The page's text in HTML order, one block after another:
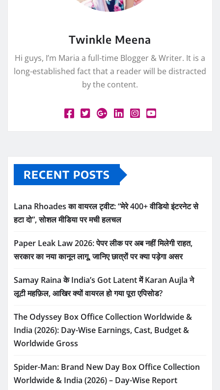
Twinkle Meena
Hi guys, I’m Maria a full-time Blogger & Writer. It is a
long-established fact that a reader will be distracted
by the content.
RECENT POSTS
Lana Rhoades का वायरल ट्वीट: “मेरे 400+ वीडियो इंटरनेट से
हटा दो”, सोशल मीडिया पर मची हलचल
Paper Leak Law 2026: पेपर लीक पर अब नहीं मिलेगी राहत,
सरकार का नया कानून लागू, जानिए छात्रों पर क्या पड़ेगा असर
Samay Raina के India’s Got Latent में Karan Aujla ने
लूटी महफ़िल, आखिर क्यों वायरल हो गया पूरा एपिसोड?
The Odyssey Box Office Collection Worldwide &
India (2026): Day-Wise Earnings, Cast, Budget &
Worldwide Gross
Spider-Man: Brand New Day Box Office Collection
Worldwide & India (2026) – Day-Wise Report